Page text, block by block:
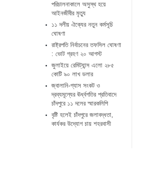
পরিচালনাকালে অসুস্থ হয়ে
আইনজীবীর মৃত্যু
১১ দলীয় ঐক্যের নতুন কর্মসূচি
ঘোষণা
রাষ্ট্রপতি নির্বাচনের তফসিল ঘোষণা
: ভোট গ্রহণ ২০ আগস্ট
জুলাইয়ে রেমিট্যান্স এলো ২৮৫
কোটি ৯০ লাখ ডলার
জ্বালানি-গ্যাস সংকট ও
দ্রব্যমূল্যের ঊর্ধ্বগতির প্রতিবাদে
চাঁদপুরে ১১ দলের স্মারকলিপি
বৃষ্টি হলেই চাঁদপুরে জলাবদ্ধতা,
কার্যকর উদ্যোগ চায় শহরবাসী